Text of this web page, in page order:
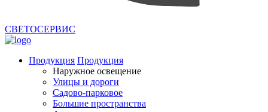
СВЕТОСЕРВИС
Продукция Продукция
Наружное освещение
Улицы и дороги
Садово-парковое
Большие пространства